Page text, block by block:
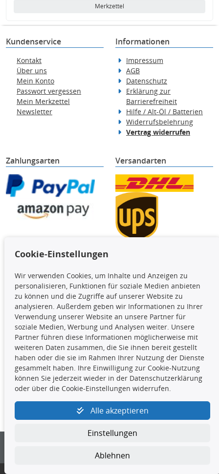
Merkzettel
Kundenservice
Kontakt
Über uns
Mein Konto
Passwort vergessen
Mein Merkzettel
Newsletter
Informationen
Impressum
AGB
Datenschutz
Erklärung zur
Barrierefreiheit
Hilfe / Alt-Öl / Batterien
Widerrufsbelehrung
Vertrag widerrufen
Zahlungsarten Versandarten
Die hier angezeigten Daten,
insbesondere die gesamte Datenbank,
dürfen nicht kopiert werden. Es ist zu
unterlassen, die Daten oder die gesamte Datenbank ohne
vorherige Zustimmung TecDocs zu vervielfältigen, zu
verbreiten und/oder diese Handlungen durch Dritte ausführen
zu lassen. Ein Zuwiderhandeln stellt eine
Urheberrechtsverletzung dar und wird verfolgt.
Kontakt
kundenservice@4yourcar.de
Cookie-Einstellungen
Wir verwenden Cookies, um Inhalte und Anzeigen zu
personalisieren, Funktionen für soziale Medien anbieten
zu können und die Zugriffe auf unserer Website zu
analysieren. Außerdem geben wir Informationen zu Ihrer
Verwendung unserer Website an unsere Partner für
soziale Medien, Werbung und Analysen weiter. Unsere
Partner führen diese Informationen möglicherweise mit
weiteren Daten zusammen, die Sie ihnen bereit gestellt
haben oder die sie im Rahmen Ihrer Nutzung der Dienste
gesammelt haben. Ihre Einwilligung zur Cookie-Nutzung
können Sie jederzeit wieder in der Datenschutzerklärung
oder über die Cookie-Einstellungen widerrufen.
Alle akzeptieren
Einstellungen
Ablehnen